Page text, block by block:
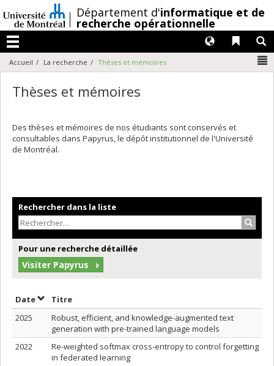
au
contenu
/Département d'informatique et de
recherche opérationnelle
Menu
Liens
Langues
Accueil La recherche Thèses et mémoires
Thèses et mémoires
Des thèses et mémoires de nos étudiants sont conservés et
consultables dans Papyrus, le dépôt institutionnel de l'Université
de Montréal.
Rechercher dans la liste
Pour une recherche détaillée
Visiter Papyrus
DateTrier par date en ordre décroissant
Titre
2025
Robust, efficient, and knowledge-augmented text
generation with pre-trained language models
2022
Re-weighted softmax cross-entropy to control forgetting
in federated learning